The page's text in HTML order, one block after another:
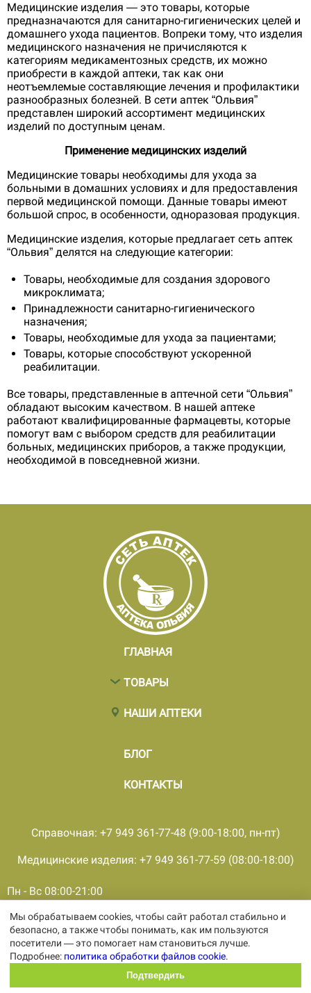
Медицинские изделия — это товары, которые
предназначаются для санитарно-гигиенических целей и
домашнего ухода пациентов. Вопреки тому, что изделия
медицинского назначения не причисляются к
категориям медикаментозных средств, их можно
приобрести в каждой аптеки, так как они
неотъемлемые составляющие лечения и профилактики
разнообразных болезней. В сети аптек “Ольвия”
представлен широкий ассортимент медицинских
изделий по доступным ценам.
Применение медицинских изделий
Медицинские товары необходимы для ухода за
больными в домашних условиях и для предоставления
первой медицинской помощи. Данные товары имеют
большой спрос, в особенности, одноразовая продукция.
Медицинские изделия, которые предлагает сеть аптек
“Ольвия” делятся на следующие категории:
Товары, необходимые для создания здорового
микроклимата;
Принадлежности санитарно-гигиенического
назначения;
Товары, необходимые для ухода за пациентами;
Товары, которые способствуют ускоренной
реабилитации.
Все товары, представленные в аптечной сети “Ольвия”
обладают высоким качеством. В нашей аптеке
работают квалифицированные фармацевты, которые
помогут вам с выбором средств для реабилитации
больных, медицинских приборов, а также продукции,
необходимой в повседневной жизни.
ГЛАВНАЯ
ТОВАРЫ
НАШИ АПТЕКИ
БЛОГ
КОНТАКТЫ
Пн - Вс 08:00-21:00
Справочная: +7 949 361-77-48 (9:00-18:00, пн-пт)
Медицинские изделия: +7 949 361-77-59 (08:00-18:00)
© 2001 - 2026, все права защищены, ООО «ПКМФ «Ольвия-
Мединвест», ИНН 9308009362 КПП 930301001
Политика конфиденциальности
Политика обработки персональных
Политика обработки файлов cookie
Мы обрабатываем cookies, чтобы сайт работал стабильно и
безопасно, а также чтобы понимать, как им пользуются
посетители — это помогает нам становиться лучше.
Подробнее: политика обработки файлов cookie.
Подтвердить